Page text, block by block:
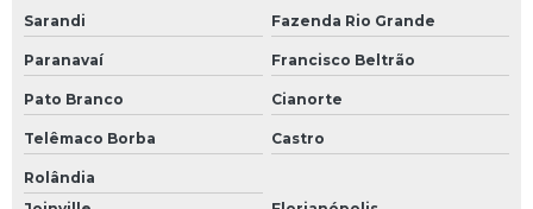
Sarandi Fazenda Rio Grande
Paranavaí Francisco Beltrão
Pato Branco Cianorte
Telêmaco Borba Castro
Rolândia